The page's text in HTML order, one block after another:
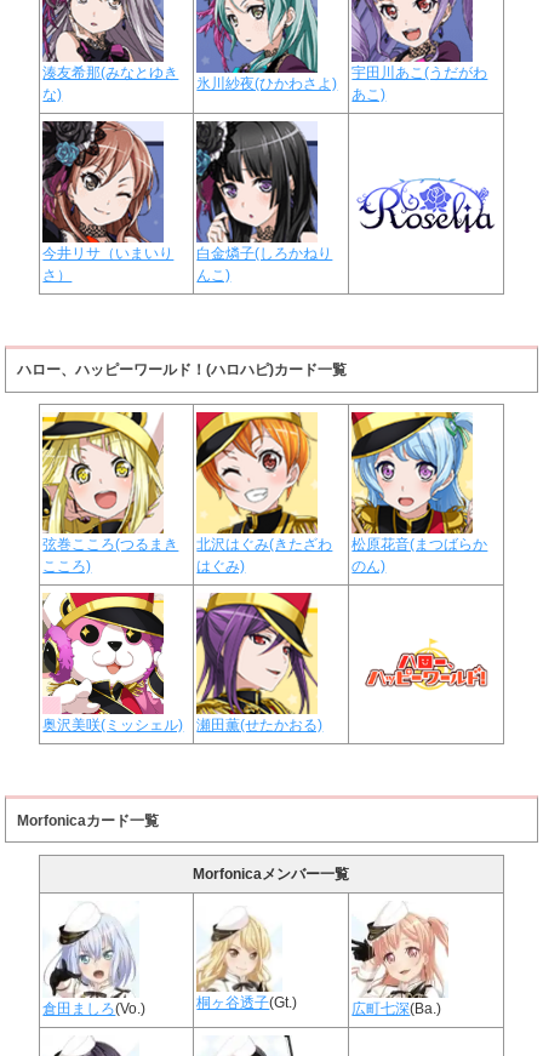
湊友希那(みなとゆき
な)
氷川紗夜(ひかわさよ)
宇田川あこ(うだがわ
あこ)
今井リサ（いまいり
さ）
白金燐子(しろかねり
んこ)
ハロー、ハッピーワールド！(ハロハピ)カード一覧
弦巻こころ(つるまき
こころ)
北沢はぐみ(きたざわ
はぐみ)
松原花音(まつばらか
のん)
奥沢美咲(ミッシェル) 瀬田薫(せたかおる)
Morfonicaカード一覧
Morfonicaメンバー一覧
倉田ましろ(Vo.) 桐ヶ谷透子(Gt.) 広町七深(Ba.)